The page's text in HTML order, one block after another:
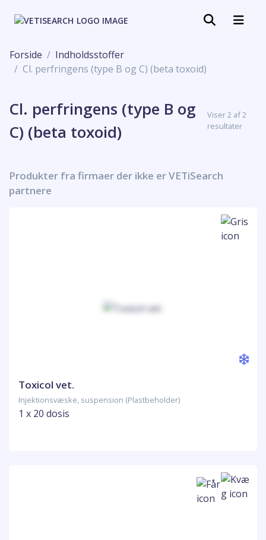
Forside
Indholdsstoffer
Cl. perfringens (type B og C) (beta toxoid)
Cl. perfringens (type B og
C) (beta toxoid)
Viser 2 af 2
resultater
Produkter fra firmaer der ikke er VETiSearch
partnere
Toxicol vet.
Injektionsvæske, suspension (Plastbeholder)
1 x 20 dosis